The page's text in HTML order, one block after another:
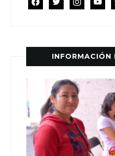
INFORMACIÓN